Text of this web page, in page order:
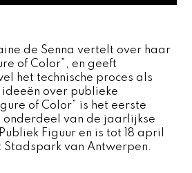
de Senna vertelt over haar
of Color”, en geeft
het technische proces als
over publieke
of Color” is het eerste
onderdeel van de jaarlijkse
Figuur en is tot 18 april
Stadspark van Antwerpen.